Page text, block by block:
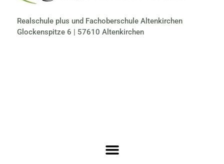
Realschule plus und Fachoberschule Altenkirchen
Glockenspitze 6 | 57610 Altenkirchen